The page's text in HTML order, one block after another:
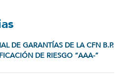
DE GARANTÍAS DE LA CFN B.P.
DE RIESGO “AAA-”